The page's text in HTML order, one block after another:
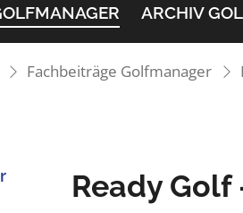
ARCHIV
Fachbeiträge Golfmanager
Ready